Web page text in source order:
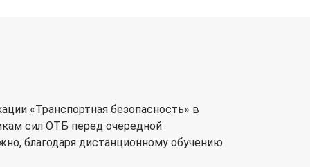
«Транспортная безопасность» в
сил ОТБ перед очередной
благодаря дистанционному обучению